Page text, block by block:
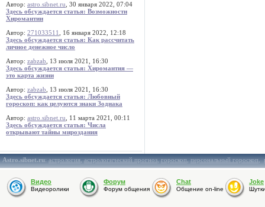
Автор: astro.sibnet.ru , 30 января 2022, 07:04
Здесь обсуждается статья: Возможности
Хиромантии
Автор: 271033511
, 16 января 2022, 12:18
Здесь обсуждается статья: Как рассчитать
личное денежное число
Автор: zabzab , 13 июля 2021, 16:30
Здесь обсуждается статья: Хиромантия —
это карта жизни
Автор: zabzab , 13 июля 2021, 16:30
Здесь обсуждается статья: Любовный
гороскоп: как целуются знаки Зодиака
Автор: astro.sibnet.ru , 11 марта 2021, 00:11
Здесь обсуждается статья: Числа
открывают тайны мироздания
Astro.sibnet.ru:астрология,астрологический прогноз,гороскоп,персональный гороскоп,
Видео
Видеоролики
Форум
Форум общения
Chat
Общение on-line
Joke